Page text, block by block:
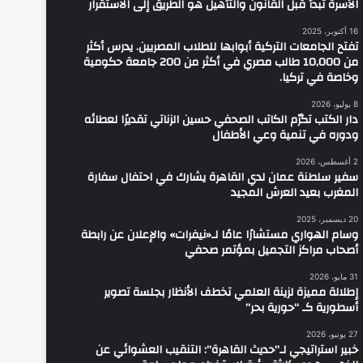
الأسرة تبدأ قبل القانون والتأهيل هو الطريق إلى الاستقرار
16 أكتوبر، 2025
تفتح الجامعات التركية أبوابها للطلاب المصريين. يدرس أكثر
من 10,000 طالب مصري في أكثر من 200 جامعة حكومية
وخاصة في تركيا.
8 يوليو، 2026
دار الكتب تكرّم الكاتب الصحفي حسين الزناتي تقديرًا لعطائه
ودوره في تنمية وعي الأطفال
2 أغسطس، 2026
سفير سلطنة عمان لدي القاهرة يشارك في احتفال سفارة
المغرب بعيد العرش المجيد
20 ديسمبر، 2025
وسام الهواري مستشارًا عامًا لـ«نيفرات» والإعلان عن رابطة
أصحاب مراكز التجميل بمؤتمر صحفي
31 مايو، 2026
إطلالة مميزة لزينة العلمي تخطف الأنظار بجلسة تصوير
أسطورية كـ “حورية بحر”
27 يونيو، 2026
خبير استراتيجي لـ”حديث القاهرة”: التنقيب العشوائي عن